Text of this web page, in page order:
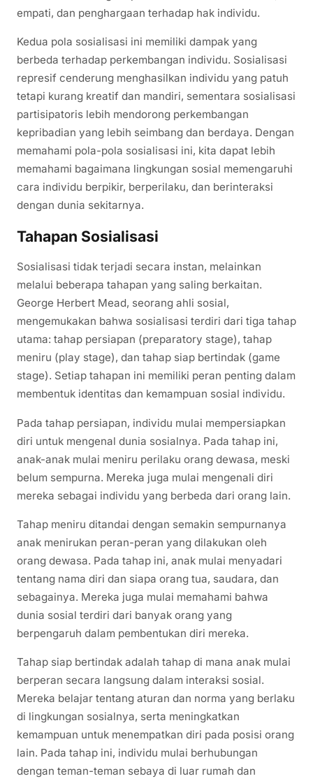
empati, dan penghargaan terhadap hak individu.
Kedua pola sosialisasi ini memiliki dampak yang
berbeda terhadap perkembangan individu. Sosialisasi
represif cenderung menghasilkan individu yang patuh
tetapi kurang kreatif dan mandiri, sementara sosialisasi
partisipatoris lebih mendorong perkembangan
kepribadian yang lebih seimbang dan berdaya. Dengan
memahami pola-pola sosialisasi ini, kita dapat lebih
memahami bagaimana lingkungan sosial memengaruhi
cara individu berpikir, berperilaku, dan berinteraksi
dengan dunia sekitarnya.
Tahapan Sosialisasi
Sosialisasi tidak terjadi secara instan, melainkan
melalui beberapa tahapan yang saling berkaitan.
George Herbert Mead, seorang ahli sosial,
mengemukakan bahwa sosialisasi terdiri dari tiga tahap
utama: tahap persiapan (preparatory stage), tahap
meniru (play stage), dan tahap siap bertindak (game
stage). Setiap tahapan ini memiliki peran penting dalam
membentuk identitas dan kemampuan sosial individu.
Pada tahap persiapan, individu mulai mempersiapkan
diri untuk mengenal dunia sosialnya. Pada tahap ini,
anak-anak mulai meniru perilaku orang dewasa, meski
belum sempurna. Mereka juga mulai mengenali diri
mereka sebagai individu yang berbeda dari orang lain.
Tahap meniru ditandai dengan semakin sempurnanya
anak menirukan peran-peran yang dilakukan oleh
orang dewasa. Pada tahap ini, anak mulai menyadari
tentang nama diri dan siapa orang tua, saudara, dan
sebagainya. Mereka juga mulai memahami bahwa
dunia sosial terdiri dari banyak orang yang
berpengaruh dalam pembentukan diri mereka.
Tahap siap bertindak adalah tahap di mana anak mulai
berperan secara langsung dalam interaksi sosial.
Mereka belajar tentang aturan dan norma yang berlaku
di lingkungan sosialnya, serta meningkatkan
kemampuan untuk menempatkan diri pada posisi orang
lain. Pada tahap ini, individu mulai berhubungan
dengan teman-teman sebaya di luar rumah dan